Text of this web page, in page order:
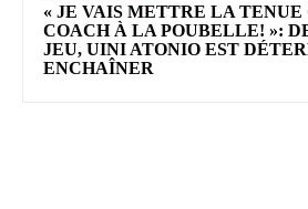
« JE VAIS METTRE LA TENUE
COACH À LA POUBELLE! »:
JEU, UINI ATONIO EST
ENCHAÎNER